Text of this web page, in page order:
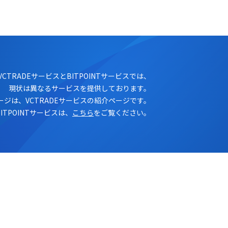
サービスとBITPOINTサービスでは、
現状は異なるサービスを提供しております。
ジは、VCTRADEサービスの紹介ページです。
サービスは、 こちらをご覧ください。